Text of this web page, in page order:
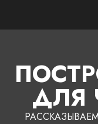
ДЛЯ